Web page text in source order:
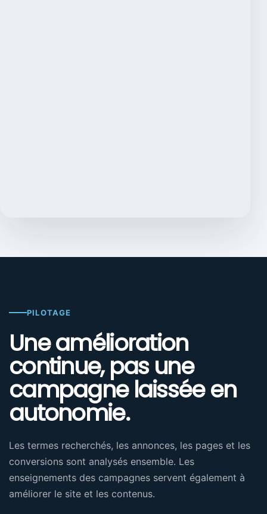
PILOTAGE
Une amélioration
continue, pas une
campagne laissée en
autonomie.
Les termes recherchés, les annonces, les pages et les
conversions sont analysés ensemble. Les
enseignements des campagnes servent également à
améliorer le site et les contenus.